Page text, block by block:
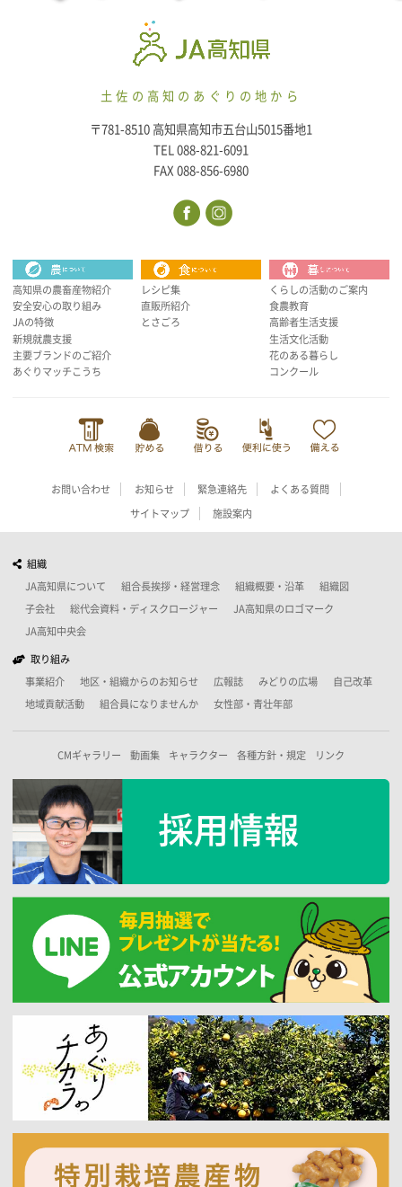
土佐の高知のあぐりの地から
〒781-8510 高知県高知市五台山5015番地1
TEL 088-821-6091
FAX 088-856-6980
高知県の農畜産物紹介
安全安心の取り組み
JAの特徴
新規就農支援
主要ブランドのご紹介
あぐりマッチこうち
レシピ集
直販所紹介
とさごろ
くらしの活動のご案内
食農教育
高齢者生活支援
生活文化活動
花のある暮らし
コンクール
お問い合わせ お知らせ 緊急連絡先 よくある質問
サイトマップ 施設案内
組織
JA高知県について 組合長挨拶・経営理念 組織概要・沿革 組織図
子会社 総代会資料・ディスクロージャー JA高知県のロゴマーク
JA高知中央会
取り組み
事業紹介 地区・組織からのお知らせ 広報誌 みどりの広場 自己改革
地域貢献活動 組合員になりませんか 女性部・青壮年部
CMギャラリー 動画集 キャラクター 各種方針・規定 リンク